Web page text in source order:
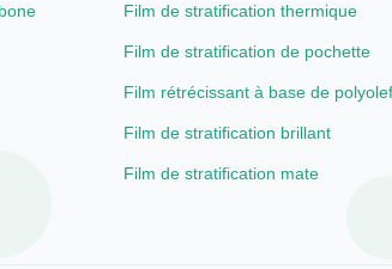
Film de stratification thermique
Film de stratification de pochette
Film rétrécissant à base de
Film de stratification brillant
Film de stratification mate